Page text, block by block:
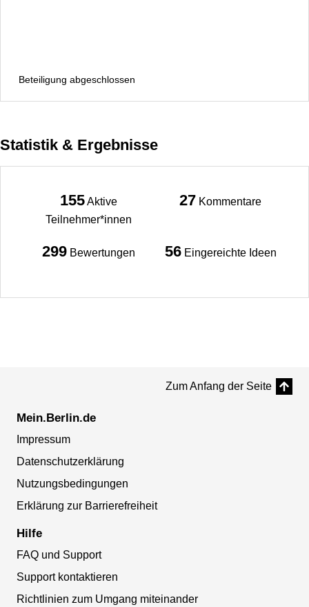
Beteiligung abgeschlossen
Statistik & Ergebnisse
155Aktive
Teilnehmer*innen
27 Kommentare
299 Bewertungen 56 Eingereichte Ideen
Zum Anfang der Seite
Mein.Berlin.de
Impressum
Datenschutzerklärung
Nutzungsbedingungen
Erklärung zur Barrierefreiheit
Hilfe
FAQ und Support
Support kontaktieren
Richtlinien zum Umgang miteinander